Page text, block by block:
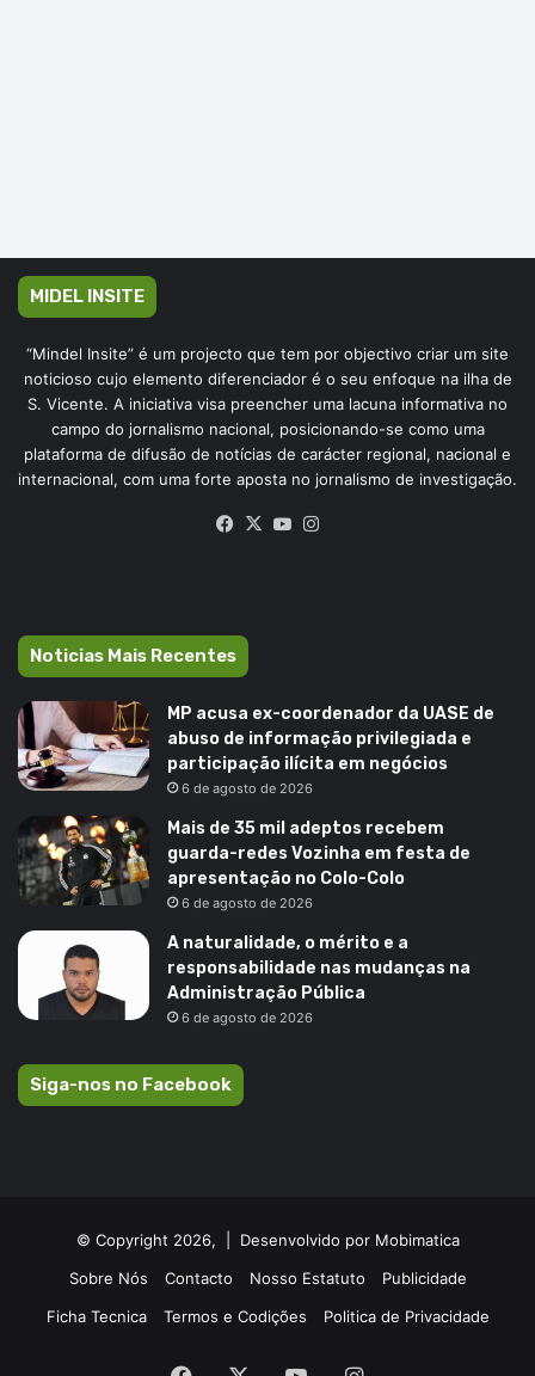
MIDEL INSITE
“Mindel Insite” é um projecto que tem por objectivo criar um site
noticioso cujo elemento diferenciador é o seu enfoque na ilha de
S. Vicente. A iniciativa visa preencher uma lacuna informativa no
campo do jornalismo nacional, posicionando-se como uma
plataforma de difusão de notícias de carácter regional, nacional e
internacional, com uma forte aposta no jornalismo de investigação.
Facebook
X YouTube
Noticias Mais Recentes
MP acusa ex-coordenador da UASE de
abuso de informação privilegiada e
participação ilícita em negócios
6 de agosto de 2026
Mais de 35 mil adeptos recebem
guarda-redes Vozinha em festa de
apresentação no Colo-Colo
6 de agosto de 2026
A naturalidade, o mérito e a
responsabilidade nas mudanças na
Administração Pública
6 de agosto de 2026
Siga-nos no Facebook
© Copyright 2026, | Desenvolvido por Mobimatica
Sobre Nós
Contacto Nosso Estatuto
Publicidade
Ficha Tecnica
Termos e Codições Politica de Privacidade